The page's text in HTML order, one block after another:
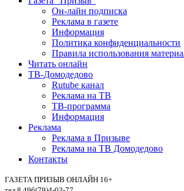
Он-лайн подписка
Реклама в газете
Информация
Политика конфиденциальности
Правила использования
Читать онлайн
ТВ-Домодедово
Rutube канал
Реклама на ТВ
ТВ-программа
Информация
Реклама
Реклама в Призыве
Реклама на ТВ Домодедово
Контакты
ГАЗЕТА ПРИЗЫВ ОНЛАЙН 16+